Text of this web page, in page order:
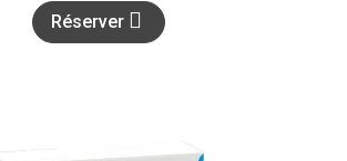
Réserver